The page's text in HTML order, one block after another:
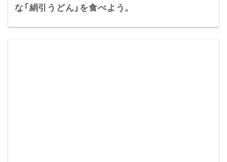
な「絹引うどん」を食べよう。